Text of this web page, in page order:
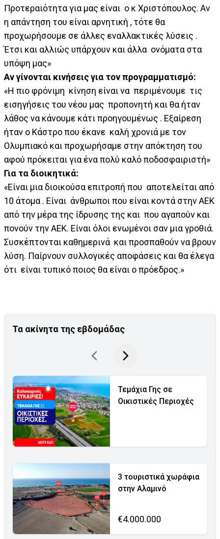
Προτεραιότητα για μας είναι ο κ Χριστόπουλος. Αν
η απάντηση του είναι αρνητική , τότε θα
προχωρήσουμε σε άλλες εναλλακτικές λύσεις .
Έτσι και αλλιώς υπάρχουν και άλλα ονόματα στα
υπόψη μας»
Αν γίνονται κινήσεις για τον προγραμματισμό:
«Η πιο φρόνιμη κίνηση είναι να περιμένουμε τις
εισηγήσεις του νέου μας προπονητή και θα ήταν
λάθος να κάνουμε κάτι προηγουμένως . Εξαίρεση
ήταν ο Κάστρο που έκανε καλή χρονιά με τον
Ολυμπιακό και προχωρήσαμε στην απόκτηση του
αφού πρόκειται για ένα πολύ καλό ποδοσφαιριστή»
Για τα διοικητικά:
«Είναι μια διοικούσα επιτροπή που αποτελείται από
10 άτομα . Είναι άνθρωποι που είναι κοντά στην ΑΕΚ
από την μέρα της ίδρυσης της και που αγαπούν και
πονούν την ΑΕΚ. Είναι όλοι ενωμένοι σαν μια γροθιά.
Συσκέπτονται καθημερινά και προσπαθούν να βρουν
λύση. Παίρνουν συλλογικές αποφάσεις και θα έλεγα
ότι είναι τυπικό ποιος θα είναι ο πρόεδρος.»
Τα ακίνητα της εβδομάδας
Τεμάχια Γης σε
Οικιστικές Περιοχές
3 τουριστικά χωράφια
στην Αλαμινό
€4.000.000